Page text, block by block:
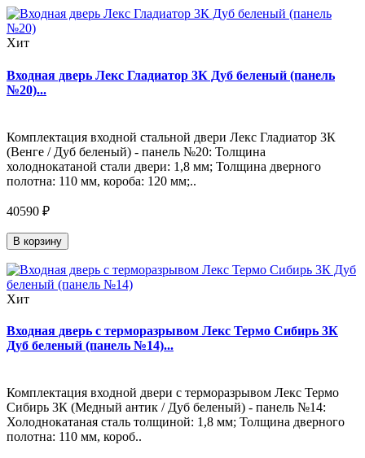
Хит
Входная дверь Лекс Гладиатор 3К Дуб беленый (панель
№20)...
Комплектация входной стальной двери Лекс Гладиатор 3К
(Венге / Дуб беленый) - панель №20: Толщина
холоднокатаной стали двери: 1,8 мм; Толщина дверного
полотна: 110 мм, короба: 120 мм;..
40590 ₽
В корзину
Хит
Входная дверь с терморазрывом Лекс Термо Сибирь 3К
Дуб беленый (панель №14)...
Комплектация входной двери с терморазрывом Лекс Термо
Сибирь 3К (Медный антик / Дуб беленый) - панель №14:
Холоднокатаная сталь толщиной: 1,8 мм; Толщина дверного
полотна: 110 мм, короб..